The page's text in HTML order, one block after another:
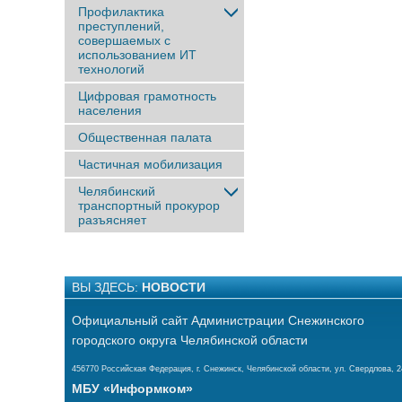
Профилактика
преступлений,
совершаемых с
использованием ИТ
технологий
Цифровая грамотность
населения
Общественная палата
Частичная мобилизация
Челябинский
транспортный прокурор
разъясняет
ВЫ ЗДЕСЬ: НОВОСТИ
Официальный сайт Администрации Снежинского
городского округа Челябинской области
456770 Российская Федерация, г. Снежинск, Челябинской области, ул. Свердлова,
МБУ «Информком»